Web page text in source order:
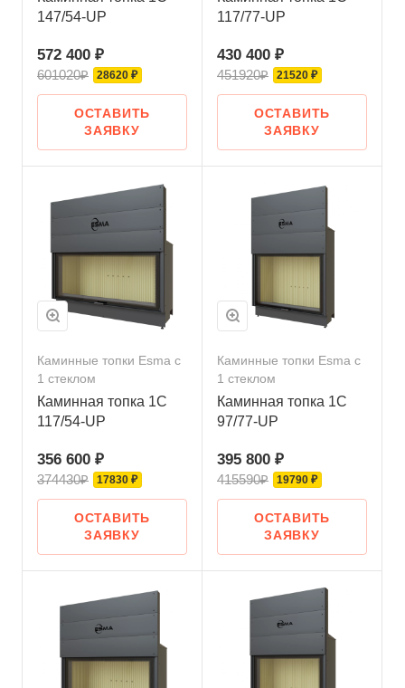
147/54-UP
572 400 ₽
601020₽ 28620 ₽
ОСТАВИТЬ
ЗАЯВКУ
117/77-UP
430 400 ₽
451920₽ 21520 ₽
ОСТАВИТЬ
ЗАЯВКУ
Каминные топки Esma с
1 стеклом
Каминная топка 1C
117/54-UP
356 600 ₽
374430₽ 17830 ₽
ОСТАВИТЬ
ЗАЯВКУ
Каминные топки Esma с
1 стеклом
Каминная топка 1C
97/77-UP
395 800 ₽
415590₽ 19790 ₽
ОСТАВИТЬ
ЗАЯВКУ